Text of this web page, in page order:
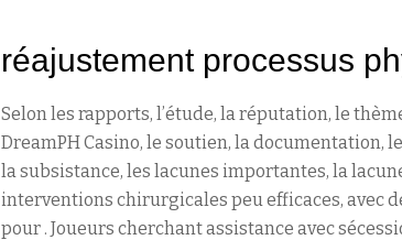
réajustement processus
Selon les rapports, l’étude, la réputation, le
DreamPH Casino, le soutien, la documentation,
la subsistance, les lacunes importantes, la
interventions chirurgicales peu efficaces, avec
pour . Joueurs cherchant assistance avec